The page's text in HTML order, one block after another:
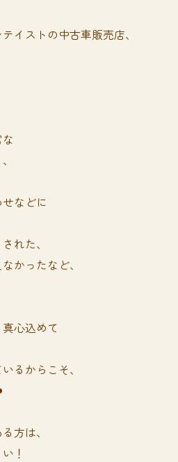
イストの中古車販売店、
などに
れた、
かったなど、
心込めて
るからこそ、
方は、
！